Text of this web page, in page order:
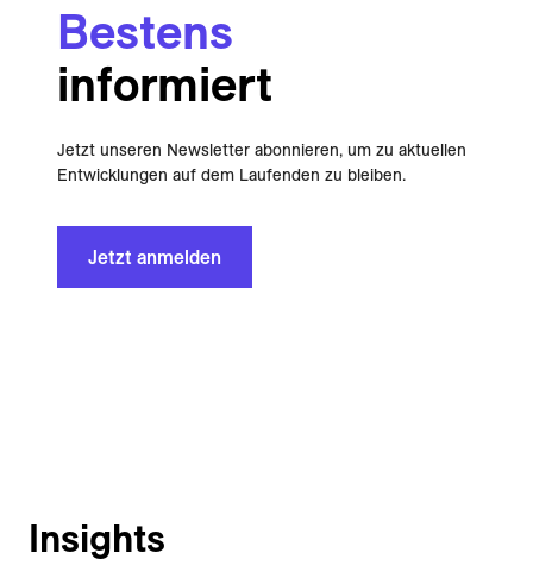
Bestens
informiert
Jetzt unseren Newsletter abonnieren, um zu aktuellen
Entwicklungen auf dem Laufenden zu bleiben.
Jetzt anmelden
Insights